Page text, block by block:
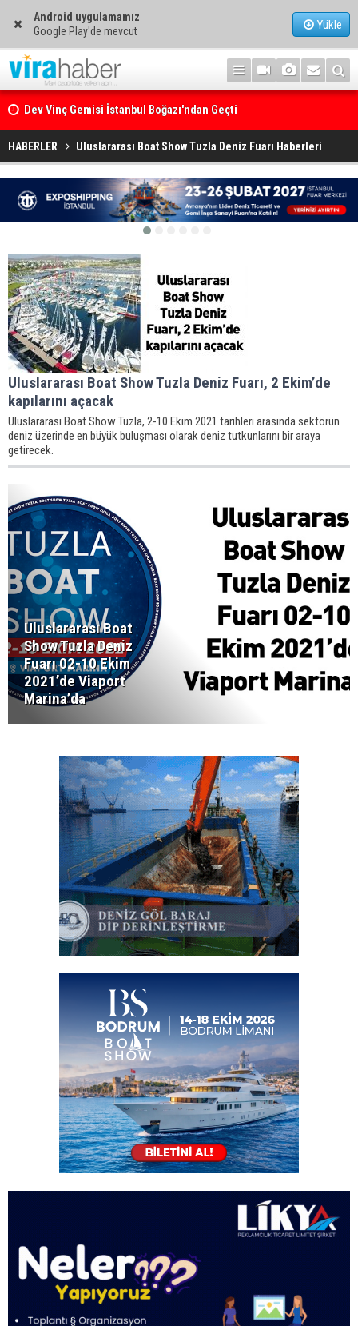
Android uygulamamız
Google Play'de mevcut
Yükle
Dev Vinç Gemisi İstanbul Boğazı'ndan Geçti
Ege Denizi’nin En Büyük Mercan Ormanı
HABERLER Uluslararası Boat Show Tuzla Deniz Fuarı Haberleri
Uluslararası Boat Show Tuzla Deniz Fuarı, 2 Ekim’de
kapılarını açacak
Uluslararası Boat Show Tuzla, 2-10 Ekim 2021 tarihleri arasında sektörün
deniz üzerinde en büyük buluşması olarak deniz tutkunlarını bir araya
getirecek.
Uluslararası Boat
Show Tuzla Deniz
Fuarı 02-10 Ekim
2021’de Viaport
Marina’da